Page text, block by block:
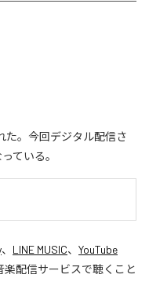
た。今回デジタル配信さ
ている。
、 LINE MUSIC、 YouTube
楽配信サービスで聴くこと